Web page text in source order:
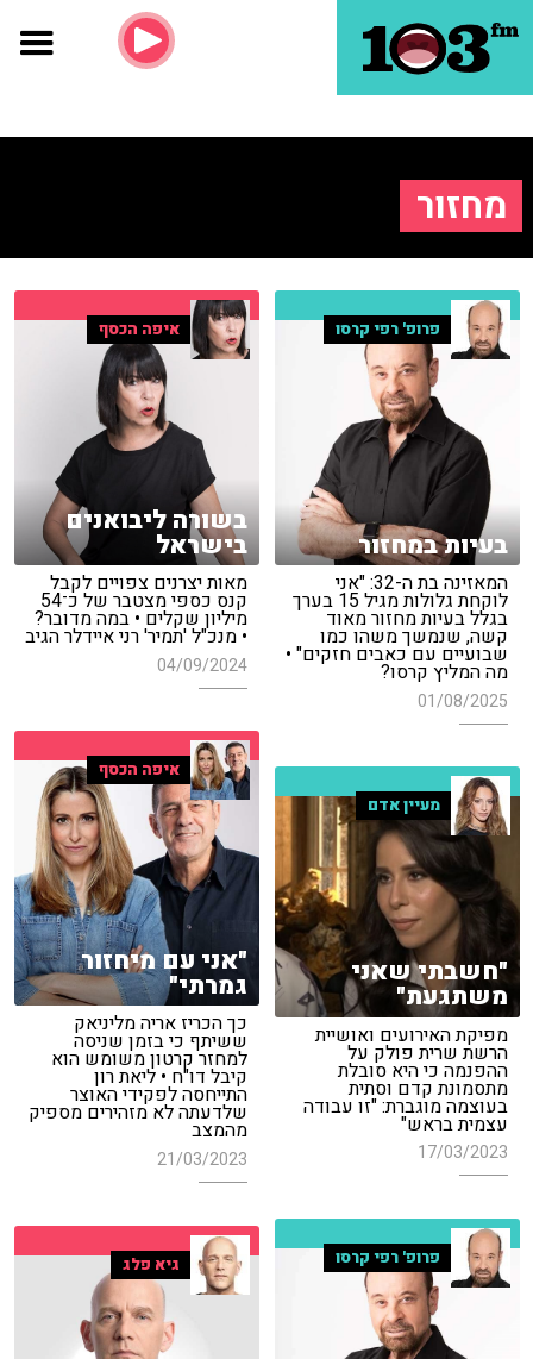
מחזור
פרופ' רפי קרסו
בעיות במחזור
המאזינה בת ה-32: "אני
לוקחת גלולות מגיל 15 בערך
בגלל בעיות מחזור מאוד
קשה, שנמשך משהו כמו
שבועיים עם כאבים חזקים" •
מה המליץ קרסו?
01/08/2025
איפה הכסף
בשורה ליבואנים
בישראל
מאות יצרנים צפויים לקבל
קנס כספי מצטבר של כ־54
מיליון שקלים • במה מדובר?
• מנכ"ל 'תמיר' רני איידלר הגיב
04/09/2024
איפה הכסף
"אני עם מיחזור
גמרתי"
כך הכריז אריה מליניאק
ששיתף כי בזמן שניסה
למחזר קרטון משומש הוא
קיבל דו"ח • ליאת רון
התייחסה לפקידי האוצר
שלדעתה לא מזהירים מספיק
מהמצב
21/03/2023
מעיין אדם
"חשבתי שאני
משתגעת"
מפיקת האירועים ואושיית
הרשת שרית פולק על
ההפנמה כי היא סובלת
מתסמונת קדם וסתית
בעוצמה מוגברת: "זו עבודה
עצמית בראש"
17/03/2023
פרופ' רפי קרסו גיא פלג